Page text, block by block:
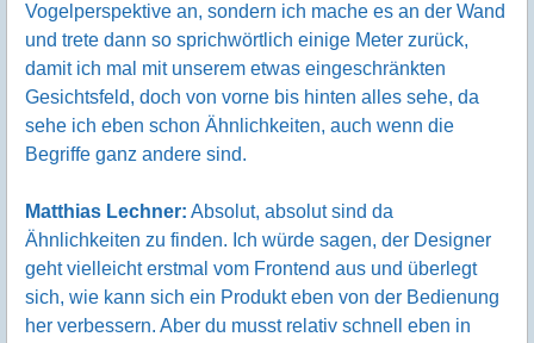
Vogelperspektive an, sondern ich mache es an der Wand
und trete dann so sprichwörtlich einige Meter zurück,
damit ich mal mit unserem etwas eingeschränkten
Gesichtsfeld, doch von vorne bis hinten alles sehe, da
sehe ich eben schon Ähnlichkeiten, auch wenn die
Begriffe ganz andere sind.
Matthias Lechner: Absolut, absolut sind da
Ähnlichkeiten zu finden. Ich würde sagen, der Designer
geht vielleicht erstmal vom Frontend aus und überlegt
sich, wie kann sich ein Produkt eben von der Bedienung
her verbessern. Aber du musst relativ schnell eben in